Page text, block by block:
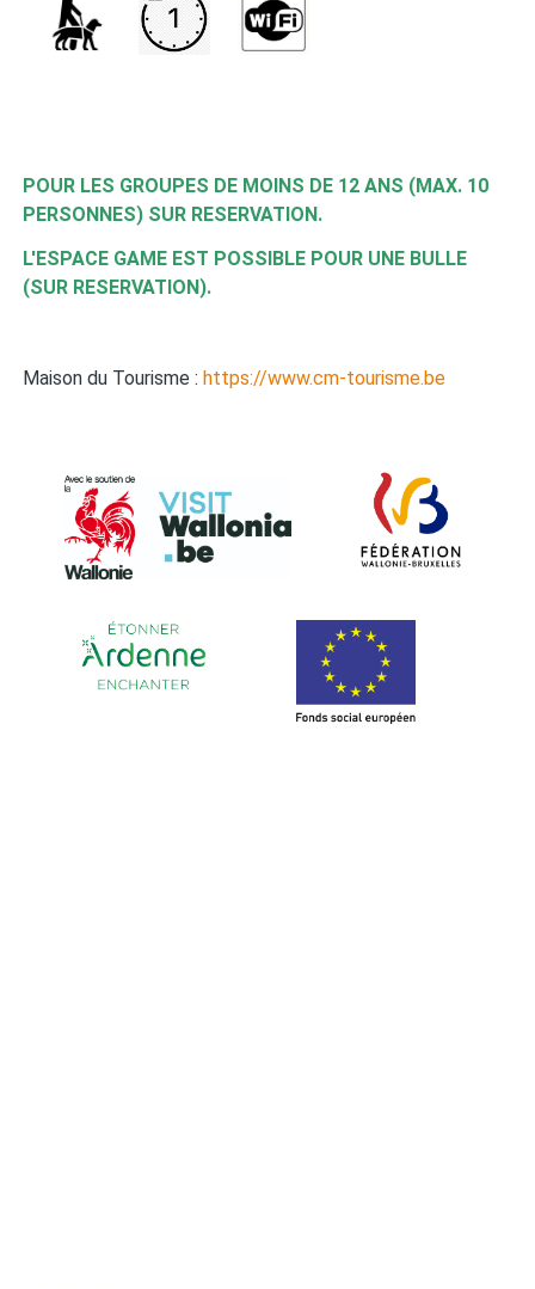
POUR LES GROUPES DE MOINS DE 12 ANS (MAX. 10
PERSONNES) SUR RESERVATION.
L'ESPACE GAME EST POSSIBLE POUR UNE BULLE
(SUR RESERVATION).
Maison du Tourisme :https://www.cm-tourisme.be